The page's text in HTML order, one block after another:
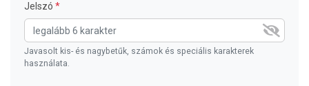
Jelszó
Javasolt kis- és nagybetűk, számok és speciális karakterek
használata.